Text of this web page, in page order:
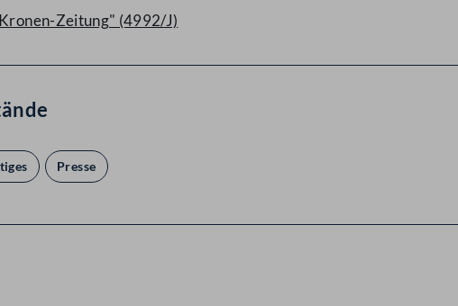
Zeitung" (4992/J)
Presse